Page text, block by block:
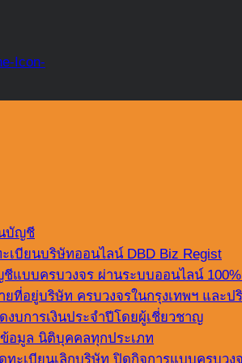
บัญชี
เบียนบริษัทออนไลน์ DBD Biz Regist
แบบครบวงจร ผ่านระบบออนไลน์
ยที่อยู่บริษัท ครบวงจรในกรุงเทพฯ และ
งบการเงินประจำปีโดยผู้เชี่ยวชาญ
อมูล นิติบุคคลทุกประเภท
ทะเบียนเลิกบริษัท ปิดกิจการแบบครบวง